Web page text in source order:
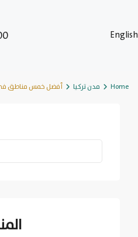
English
Home مدن تركيا أفضل خمس مناطق في